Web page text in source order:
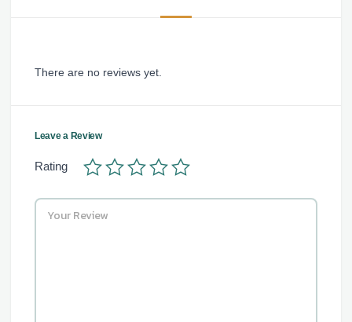
There are no reviews yet.
Leave a Review
Rating